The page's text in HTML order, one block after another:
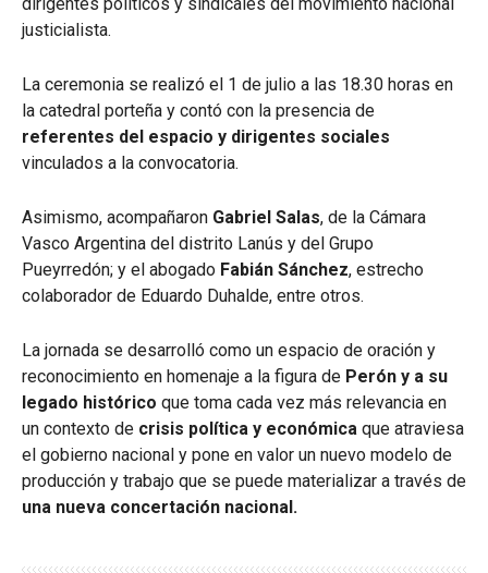
justicialista.
La ceremonia se realizó el 1 de julio a las 18.30 horas en
la catedral porteña y contó con la presencia de
referentes del espacio y dirigentes sociales
vinculados a la convocatoria.
Asimismo, acompañaron Gabriel Salas, de la Cámara
Vasco Argentina del distrito Lanús y del Grupo
Pueyrredón; y el abogado Fabián Sánchez, estrecho
colaborador de Eduardo Duhalde, entre otros.
La jornada se desarrolló como un espacio de oración y
reconocimiento en homenaje a la figura de Perón y a su
legado histórico que toma cada vez más relevancia en
un contexto de crisis política y económica que atraviesa
el gobierno nacional y pone en valor un nuevo modelo de
producción y trabajo que se puede materializar a través de
una nueva concertación nacional.